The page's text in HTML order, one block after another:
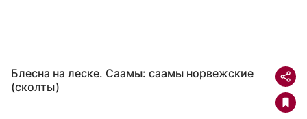
Блесна на леске. Саамы: саамы норвежские
(сколты)